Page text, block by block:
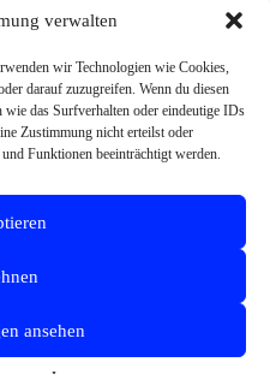
verwalten
wir Technologien wie Cookies,
darauf zuzugreifen. Wenn du diesen
das Surfverhalten oder eindeutige IDs
Zustimmung nicht erteilst oder
Funktionen beeinträchtigt werden.
ansehen